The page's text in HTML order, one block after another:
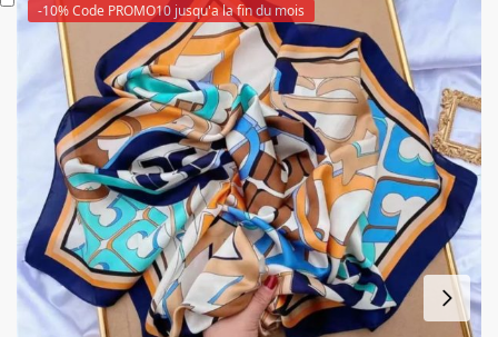
-10% Code PROMO10 jusqu'a la fin du mois